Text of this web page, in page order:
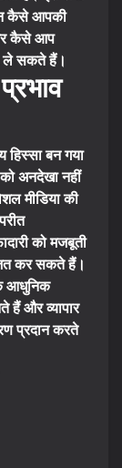
कैसे आपकी
कैसे आप
ले सकते हैं।
हिस्सा बन गया
अनदेखा नहीं
मीडिया की
को मजबूती
कर सकते हैं।
आधुनिक
हैं और व्यापार
प्रदान करते